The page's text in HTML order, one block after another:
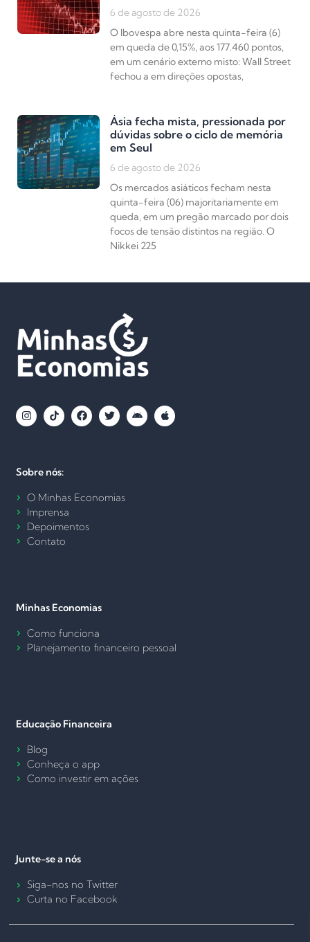
6 de agosto de 2026
O Ibovespa abre nesta quinta-feira (6)
em queda de 0,15%, aos 177.460 pontos,
em um cenário externo misto: Wall Street
fechou a em direções opostas,
Ásia fecha mista, pressionada por
dúvidas sobre o ciclo de memória
em Seul
6 de agosto de 2026
Os mercados asiáticos fecham nesta
quinta-feira (06) majoritariamente em
queda, em um pregão marcado por dois
focos de tensão distintos na região. O
Nikkei 225
Sobre nós:
O Minhas Economias
Imprensa
Depoimentos
Contato
Minhas Economias
Como funciona
Planejamento financeiro pessoal
Educação Financeira
Blog
Conheça o app
Como investir em ações
Junte-se a nós
Siga-nos no Twitter
Curta no Facebook